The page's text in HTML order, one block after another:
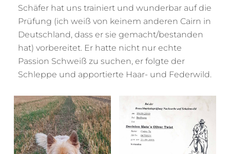
Schäfer hat uns trainiert und wunderbar auf die
Prüfung (ich weiß von keinem anderen Cairn in
Deutschland, dass er sie gemacht/bestanden
hat) vorbereitet. Er hatte nicht nur echte
Passion Schweiß zu suchen, er folgte der
Schleppe und apportierte Haar- und Federwild.